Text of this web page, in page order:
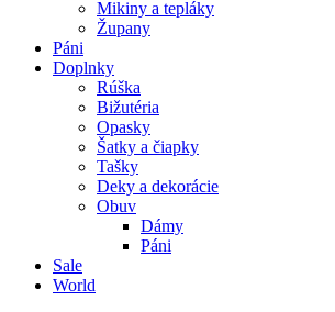
Mikiny a tepláky
Župany
Páni
Doplnky
Rúška
Bižutéria
Opasky
Šatky a čiapky
Tašky
Deky a dekorácie
Obuv
Dámy
Páni
Sale
World